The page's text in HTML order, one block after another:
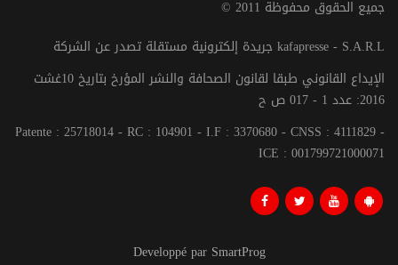
© جميع الحقوق محفوظة 2011
جريدة إلكترونية مستقلة تصدر عن الشركة kafapresse - S.A.R.L
الإيداع القانوني طبقا لقانون الصحافة والنشر المؤرخ بتاريخ 10غشت
2016: عدد 1 - 017 ص ح
Patente : 25718014 - RC : 104901 - I.F : 3370680 - CNSS : 4111829 -
ICE : 001799721000071
Developpé par SmartProg